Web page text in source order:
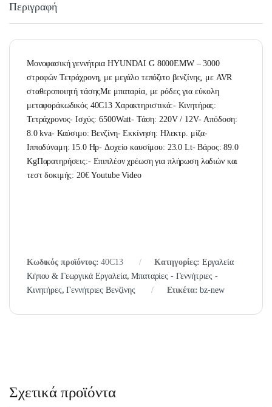
Περιγραφή
Μονοφασική γεννήτρια HYUNDAI G 8000EMW – 3000
στροφών Τετράχρονη, με μεγάλο τεπόζιτο βενζίνης, με AVR
σταθεροποιητή τάσηςΜε μπαταρία, με ρόδες για εύκολη
μεταφοράκωδικός 40C13 Χαρακτηριστικά:- Κινητήρας:
Τετράχρονος- Ισχύς: 6500Watt- Τάση: 220V / 12V- Απόδοση:
8.0 kva- Καύσιμο: Βενζίνη- Εκκίνηση: Ηλεκτρ. μίζα-
Ιπποδύναμη: 15.0 Hp- Δοχείο καυσίμου: 23.0 Lt- Βάρος: 89.0
KgΠαρατηρήσεις:- Επιπλέον χρέωση για πλήρωση λαδιών και
τεστ δοκιμής: 20€ Youtube Video
Κωδικός προϊόντος:40C13 Κατηγορίες: Εργαλεία
Κήπου & Γεωργικά Εργαλεία,Μπαταρίες - Γεννήτριες -
Κινητήρες,Γεννήτριες Βενζίνης Ετικέτα:bz-new
Σχετικά προϊόντα